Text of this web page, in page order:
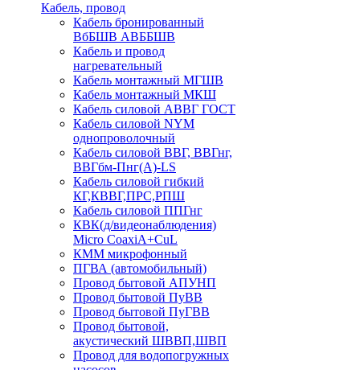
Кабель, провод
Кабель бронированный
ВбБШВ АВББШВ
Кабель и провод
нагревательный
Кабель монтажный МГШВ
Кабель монтажный МКШ
Кабель силовой АВВГ ГОСТ
Кабель силовой NYM
однопроволочный
Кабель силовой ВВГ, ВВГнг,
ВВГбм-Пнг(А)-LS
Кабель силовой гибкий
КГ,КВВГ,ПРС,РПШ
Кабель силовой ППГнг
КВК(д/видеонаблюдения)
Micro CoaxiA+CuL
КММ микрофонный
ПГВА (автомобильный)
Провод бытовой АПУНП
Провод бытовой ПуВВ
Провод бытовой ПуГВВ
Провод бытовой,
акустический ШВВП,ШВП
Провод для водопогружных